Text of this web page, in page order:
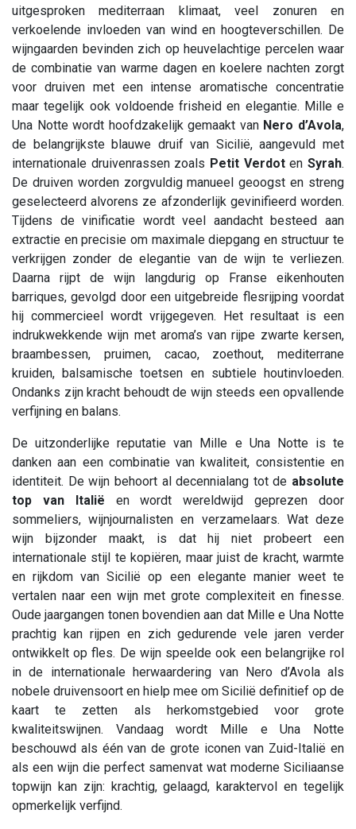
uitgesproken mediterraan klimaat, veel zonuren en
verkoelende invloeden van wind en hoogteverschillen. De
wijngaarden bevinden zich op heuvelachtige percelen waar
de combinatie van warme dagen en koelere nachten zorgt
voor druiven met een intense aromatische concentratie
maar tegelijk ook voldoende frisheid en elegantie. Mille e
Una Notte wordt hoofdzakelijk gemaakt van Nero d’Avola,
de belangrijkste blauwe druif van Sicilië, aangevuld met
internationale druivenrassen zoals Petit VerdotenSyrah.
De druiven worden zorgvuldig manueel geoogst en streng
geselecteerd alvorens ze afzonderlijk gevinifieerd worden.
Tijdens de vinificatie wordt veel aandacht besteed aan
extractie en precisie om maximale diepgang en structuur te
verkrijgen zonder de elegantie van de wijn te verliezen.
Daarna rijpt de wijn langdurig op Franse eikenhouten
barriques, gevolgd door een uitgebreide flesrijping voordat
hij commercieel wordt vrijgegeven. Het resultaat is een
indrukwekkende wijn met aroma’s van rijpe zwarte kersen,
braambessen, pruimen, cacao, zoethout, mediterrane
kruiden, balsamische toetsen en subtiele houtinvloeden.
Ondanks zijn kracht behoudt de wijn steeds een opvallende
verfijning en balans.
De uitzonderlijke reputatie van Mille e Una Notte is te
danken aan een combinatie van kwaliteit, consistentie en
identiteit. De wijn behoort al decennialang tot de absolute
top van Italië en wordt wereldwijd geprezen door
sommeliers, wijnjournalisten en verzamelaars. Wat deze
wijn bijzonder maakt, is dat hij niet probeert een
internationale stijl te kopiëren, maar juist de kracht, warmte
en rijkdom van Sicilië op een elegante manier weet te
vertalen naar een wijn met grote complexiteit en finesse.
Oude jaargangen tonen bovendien aan dat Mille e Una Notte
prachtig kan rijpen en zich gedurende vele jaren verder
ontwikkelt op fles. De wijn speelde ook een belangrijke rol
in de internationale herwaardering van Nero d’Avola als
nobele druivensoort en hielp mee om Sicilië definitief op de
kaart te zetten als herkomstgebied voor grote
kwaliteitswijnen. Vandaag wordt Mille e Una Notte
beschouwd als één van de grote iconen van Zuid-Italië en
als een wijn die perfect samenvat wat moderne Siciliaanse
topwijn kan zijn: krachtig, gelaagd, karaktervol en tegelijk
opmerkelijk verfijnd.